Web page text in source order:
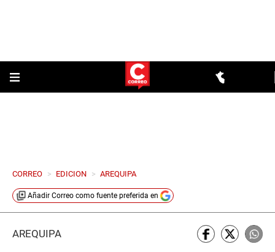
CORREO > EDICION > AREQUIPA
Añadir Correo como fuente preferida en
AREQUIPA